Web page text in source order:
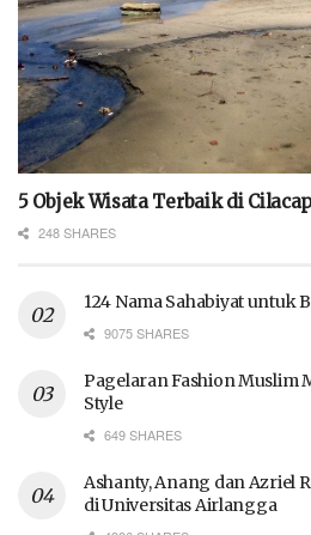
5 Objek Wisata Terbaik di
248 SHARES
124 Nama Sahabiyat untuk
9075 SHARES
Pagelaran Fashion Muslim
Style
649 SHARES
Ashanty, Anang dan Azriel
di Universitas Airlangga